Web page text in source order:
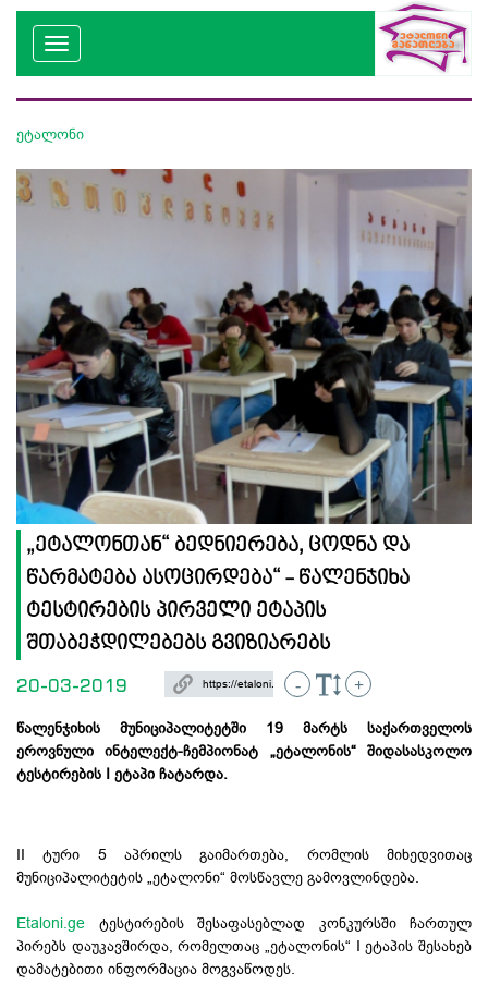
ეტალონი
„ეტალონთან“ ბედნიერება, ცოდნა და
წარმატება ასოცირდება“ - წალენჯიხა
ტესტირების პირველი ეტაპის
შთაბეჭდილებებს გვიზიარებს
20-03-2019 - +
წალენჯიხის მუნიციპალიტეტში 19 მარტს საქართველოს
ეროვნული ინტელექტ-ჩემპიონატ „ეტალონის“ შიდასასკოლო
ტესტირების I ეტაპი ჩატარდა.
II ტური 5 აპრილს გაიმართება, რომლის მიხედვითაც
მუნიციპალიტეტის „ეტალონი“ მოსწავლე გამოვლინდება.
Etaloni.ge ტესტირების შესაფასებლად კონკურსში ჩართულ
პირებს დაუკავშირდა, რომელთაც „ეტალონის“ I ეტაპის შესახებ
დამატებითი ინფორმაცია მოგვაწოდეს.